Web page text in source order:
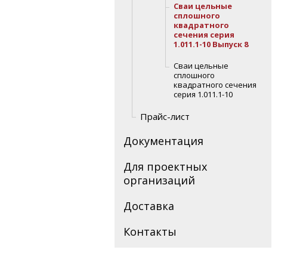
Сваи цельные
сплошного
квадратного
сечения серия
1.011.1-10 Выпуск 8
Сваи цельные
сплошного
квадратного сечения
серия 1.011.1-10
Прайс-лист
Документация
Для проектных
организаций
Доставка
Контакты